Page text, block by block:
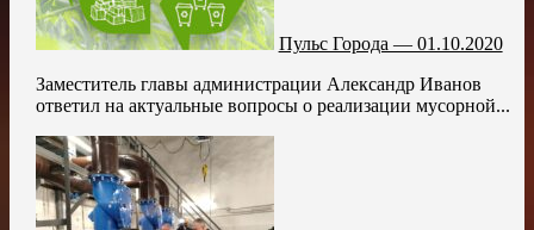
Пульс Города — 01.10.2020
Заместитель главы администрации Александр Иванов
ответил на актуальные вопросы о реализации мусорной...